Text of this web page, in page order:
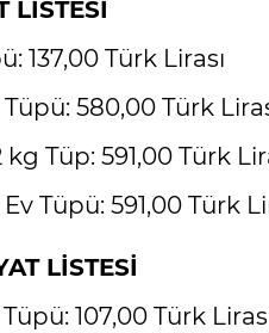
LİSTESİ
137,00 Türk Lirası
580,00 Türk
Tüp: 591,00 Türk
Tüpü: 591,00 Türk
LİSTESİ
107,00 Türk